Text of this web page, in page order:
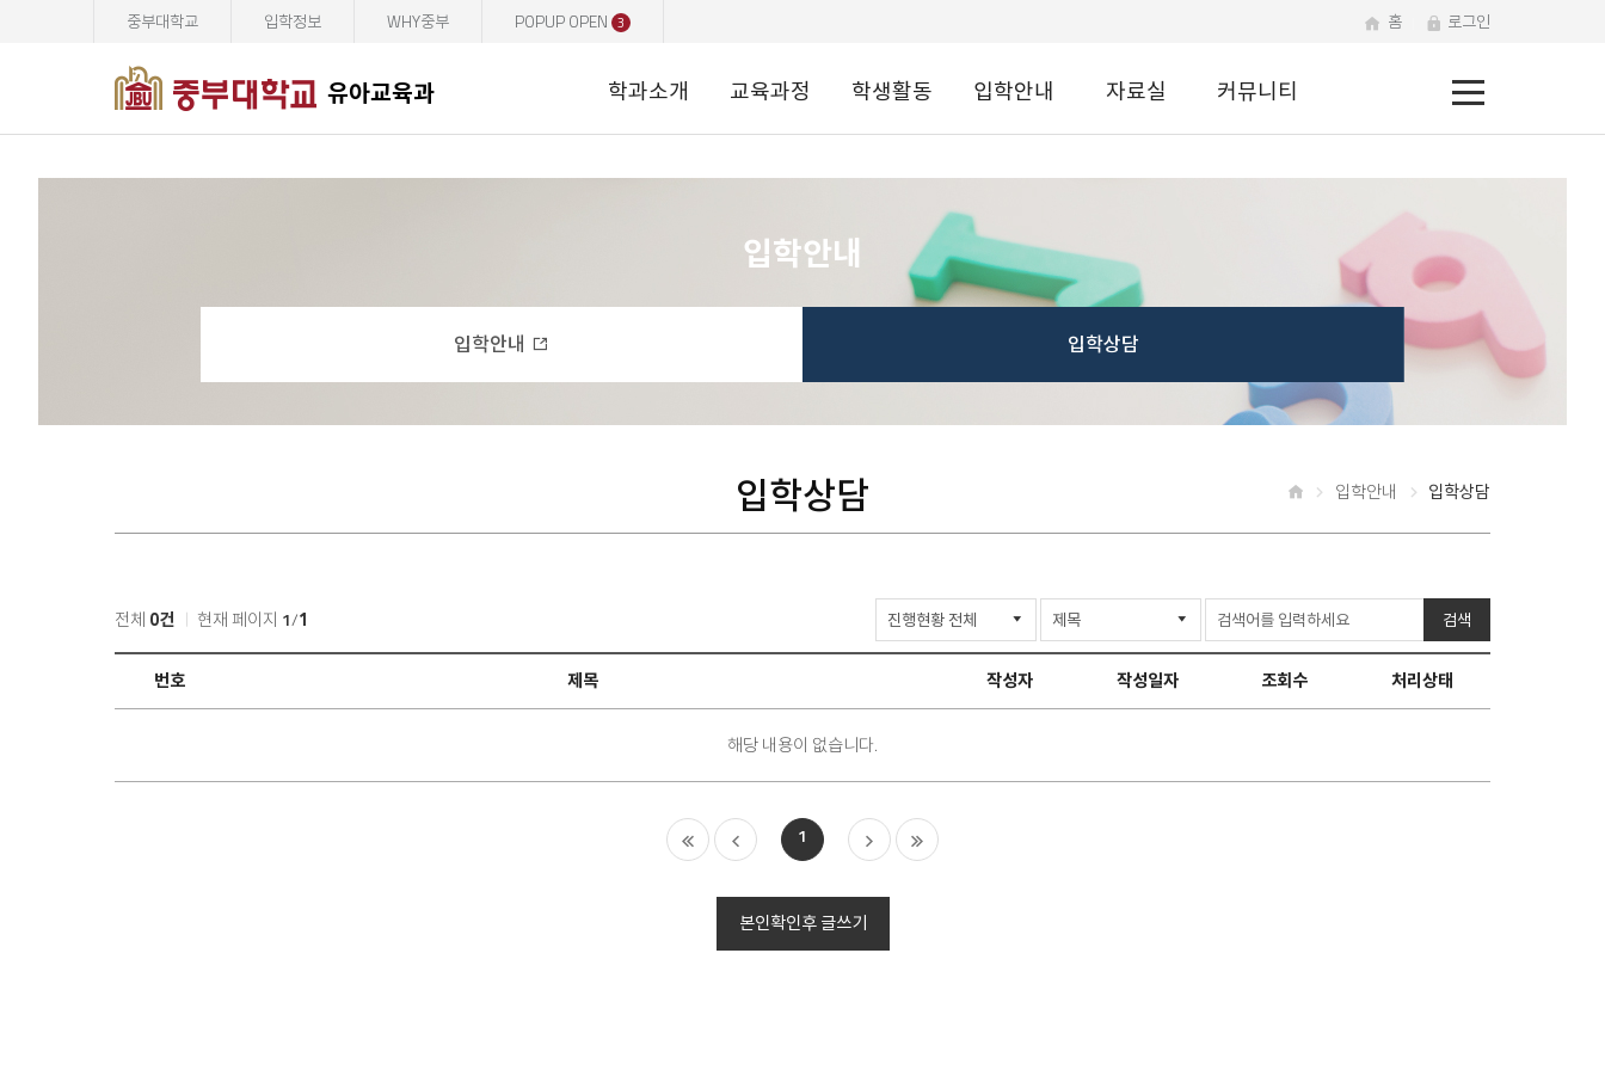
유아교육과
중부대학교 입학정보 WHY중부 POPUP OPEN 3 홈 로그인
학과소개 교육과정 학생활동 입학안내 자료실 커뮤니티
입학안내
입학안내 입학상담
입학상담 입학안내 입학상담
상
검
검색
전체 0건 현재 페이지 1/1
상
록
번호 제목 작성자 작성일자 조회수 처리상태
해당 내용이 없습니다.
처
음
이
전
1
다
음
마
지
본인확인후 글쓰기